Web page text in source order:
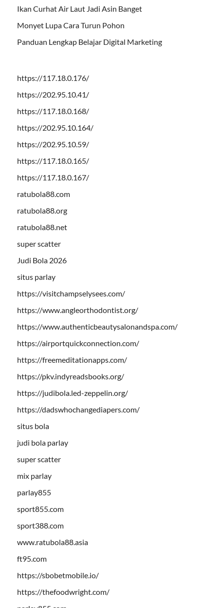
Ikan Curhat Air Laut Jadi Asin Banget
Monyet Lupa Cara Turun Pohon
Panduan Lengkap Belajar Digital Marketing
https://117.18.0.176/
https://202.95.10.41/
https://117.18.0.168/
https://202.95.10.164/
https://202.95.10.59/
https://117.18.0.165/
https://117.18.0.167/
ratubola88.com
ratubola88.org
ratubola88.net
super scatter
Judi Bola 2026
situs parlay
https://visitchampselysees.com/
https://www.angleorthodontist.org/
https://www.authenticbeautysalonandspa.com/
https://airportquickconnection.com/
https://freemeditationapps.com/
https://pkv.indyreadsbooks.org/
https://judibola.led-zeppelin.org/
https://dadswhochangediapers.com/
situs bola
judi bola parlay
super scatter
mix parlay
parlay855
sport855.com
sport388.com
www.ratubola88.asia
ft95.com
https://sbobetmobile.io/
https://thefoodwright.com/